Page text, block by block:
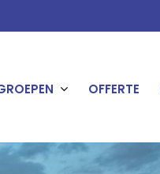
OFFERTE